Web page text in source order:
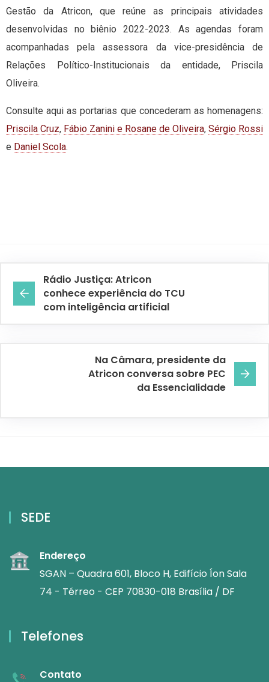
Gestão da Atricon, que reúne as principais atividades
desenvolvidas no biênio 2022-2023. As agendas foram
acompanhadas pela assessora da vice-presidência de
Relações Político-Institucionais da entidade, Priscila
Oliveira.
Consulte aqui as portarias que concederam as homenagens:
Priscila Cruz, Fábio Zanini e Rosane de Oliveira, Sérgio Rossi
e Daniel Scola.
Rádio Justiça: Atricon
conhece experiência do TCU
com inteligência artificial
Na Câmara, presidente da
Atricon conversa sobre PEC
da Essencialidade
SEDE
Endereço
SGAN – Quadra 601, Bloco H, Edifício Íon Sala
74 - Térreo - CEP 70830-018 Brasília / DF
Telefones
Contato